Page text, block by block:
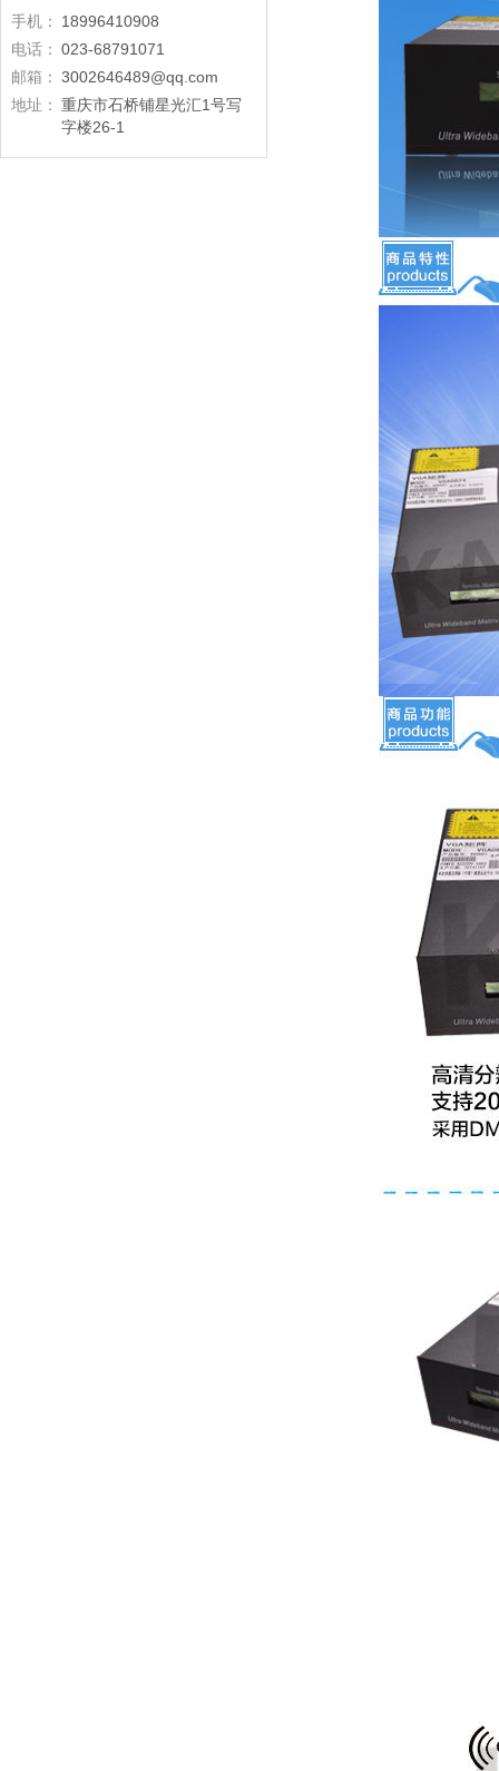
手机：
18996410908
电话： 023-68791071
邮箱： 3002646489@qq.com
地址： 重庆市石桥铺星光汇1号写
字楼26-1